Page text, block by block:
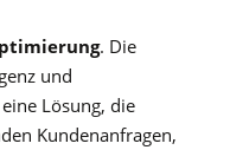
. Die
und
Lösung, die
Kundenanfragen,